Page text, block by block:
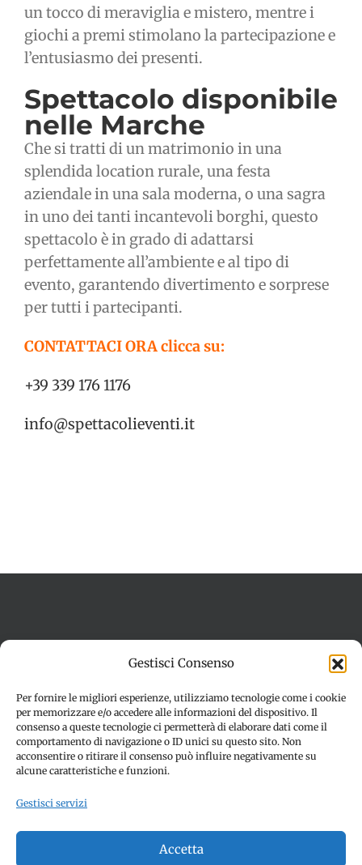
Gestisci Consenso
Per fornire le migliori esperienze, utilizziamo tecnologie come i cookie
per memorizzare e/o accedere alle informazioni del dispositivo. Il
consenso a queste tecnologie ci permetterà di elaborare dati come il
comportamento di navigazione o ID unici su questo sito. Non
acconsentire o ritirare il consenso può influire negativamente su
alcune caratteristiche e funzioni.
Gestisci servizi
Accetta
un tocco di meraviglia e mistero, mentre i
giochi a premi stimolano la partecipazione e
l’entusiasmo dei presenti.
Spettacolo disponibile
nelle Marche
Che si tratti di un matrimonio in una
splendida location rurale, una festa
aziendale in una sala moderna, o una sagra
in uno dei tanti incantevoli borghi, questo
spettacolo è in grado di adattarsi
perfettamente all’ambiente e al tipo di
evento, garantendo divertimento e sorprese
per tutti i partecipanti.
CONTATTACI ORA clicca su:
+39 339 176 1176
info@spettacolieventi.it
Dichiarazione sulla Privacy (UE)
Disconoscimento
© Copyright 2012 -2026 | SPETTACOLI EVENTI - CIVITANOVA
MARCHE (MC) - Partita iva: 01907890436 | ALL RIGHTS